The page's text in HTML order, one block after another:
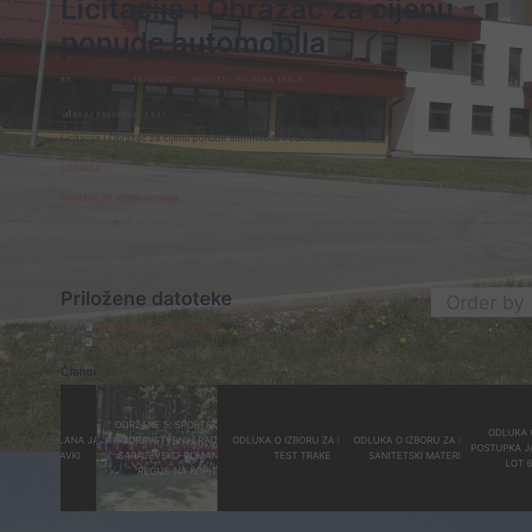
Licitacija i Obrazac za cijenu
ponude automobila
BY
BROJ PREGLEDA :
Licitacija i Obrazac za cijenu ponude automobila PEUGEOT limuzina
Licitacija
Priložene datoteke
Obrazac za cijenu ponude (14 kB)
Licitacija PEŽOA
Članci
PLANA JAVNIH
NABAVKI
ODRŽANE 5. SPORTSKE IGRE
ZDRAVSTVENIH RADNIKA
SARAJEVSKO-ROMANIJSKE
REGIJE NA KOPITU
ODLUKA O IZBORU ZA LOT 5 –
TEST TRAKE
ODLUKA O IZBORU ZA LOT 3 –
SANITETSKI MATERIJAL
ODLUKA O
POSTUPKA JAVNE
LOT 6 –